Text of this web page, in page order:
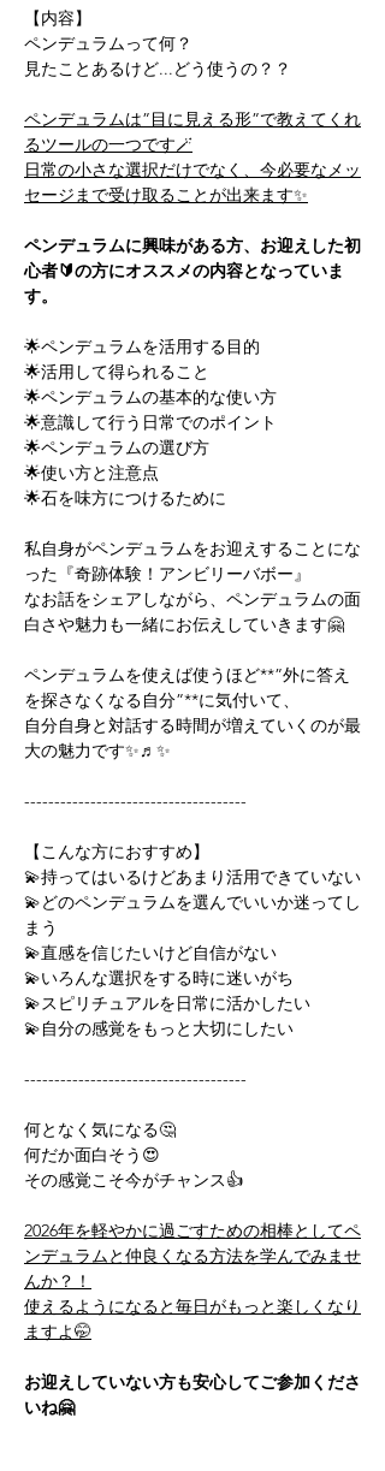
【内容】
ペンデュラムって何？
見たことあるけど...どう使うの？？
ペンデュラムは”目に見える形”で教えてくれ
るツールの一つです🪄
日常の小さな選択だけでなく、今必要なメッ
セージまで受け取ることが出来ます✨
ペンデュラムに興味がある方、お迎えした初
心者🔰の方にオススメの内容となっていま
す。
🌟ペンデュラムを活用する目的
🌟活用して得られること
🌟ペンデュラムの基本的な使い方
🌟意識して行う日常でのポイント
🌟ペンデュラムの選び方
🌟使い方と注意点
🌟石を味方につけるために
私自身がペンデュラムをお迎えすることにな
った『奇跡体験！アンビリーバボー』
なお話をシェアしながら、ペンデュラムの面
白さや魅力も一緒にお伝えしていきます🤗
ペンデュラムを使えば使うほど**”外に答え
を探さなくなる自分”**に気付いて、
自分自身と対話する時間が増えていくのが最
大の魅力です✨♬✨
-------------------------------------
【こんな方におすすめ】
💫持ってはいるけどあまり活用できていない
💫どのペンデュラムを選んでいいか迷ってし
まう
💫直感を信じたいけど自信がない
💫いろんな選択をする時に迷いがち
💫スピリチュアルを日常に活かしたい
💫自分の感覚をもっと大切にしたい
-------------------------------------
何となく気になる🤔
何だか面白そう😍
その感覚こそ今がチャンス👍️
2026年を軽やかに過ごすための相棒としてペ
ンデュラムと仲良くなる方法を学んでみませ
んか？！
使えるようになると毎日がもっと楽しくなり
ますよ🤭
お迎えしていない方も安心してご参加くださ
いね🤗